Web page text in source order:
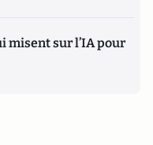
misent sur l’IA pour